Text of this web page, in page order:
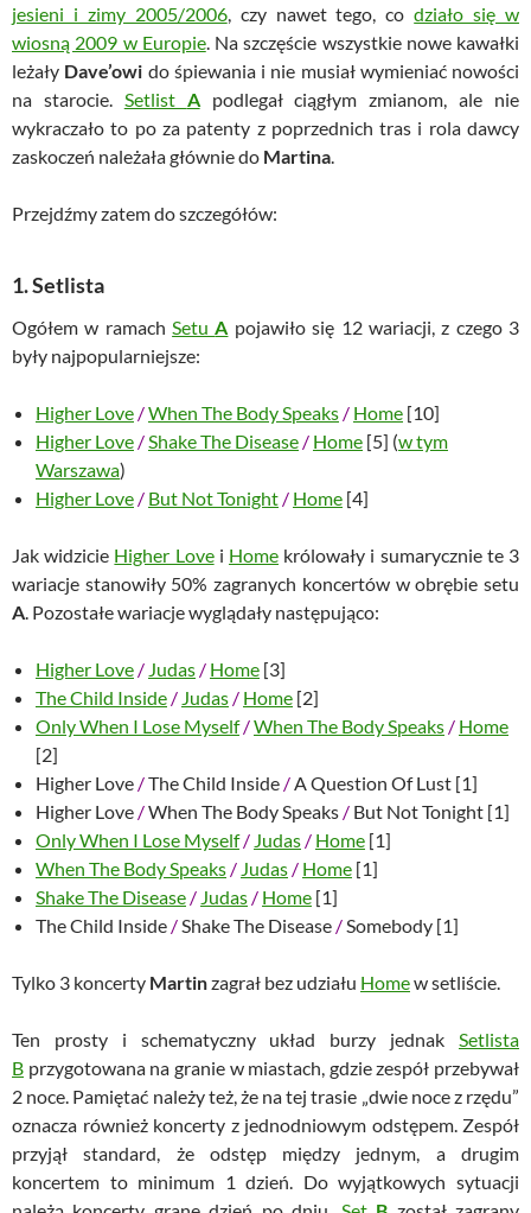
jesieni i zimy 2005/2006, czy nawet tego, codziało się w
wiosną 2009 w Europie. Na szczęście wszystkie nowe kawałki
leżały Dave’owi do śpiewania i nie musiał wymieniać nowości
na starocie. Setlist Apodlegał ciągłym zmianom, ale nie
wykraczało to po za patenty z poprzednich tras i rola dawcy
zaskoczeń należała głównie do Martina
Przejdźmy zatem do szczegółów:
1. Setlista
Ogółem w ramach Setu A pojawiło się 12 wariacji, z czego 3
były najpopularniejsze:
Higher Love /When The Body Speaks / Home [10]
Higher Love / Shake The Disease / Home [5] (w tym
Warszawa)
Higher Love / But Not Tonight / Home [4]
Jak widzicie Higher Lovei Home królowały i sumarycznie te 3
wariacje stanowiły 50% zagranych koncertów w obrębie setu
A . Pozostałe wariacje wyglądały następująco:
Higher Love / Judas / Home [3]
The Child Inside / Judas / Home [2]
Only When I Lose Myself /When The Body Speaks / Home
[2]
Higher Love /The Child Inside / A Question Of Lust [1]
Higher Love /When The Body Speaks / But Not Tonight [1]
Only When I Lose Myself / Judas / Home [1]
When The Body Speaks / Judas / Home [1]
Shake The Disease / Judas / Home [1]
The Child Inside / Shake The Disease / Somebody [1]
Tylko 3 koncerty Martinzagrał bez udziału Homew setliście.
Ten prosty i schematyczny układ burzy jednak Setlista
B przygotowana na granie w miastach, gdzie zespół przebywał
2 noce. Pamiętać należy też, że na tej trasie „dwie noce z rzędu”
oznacza również koncerty z jednodniowym odstępem. Zespół
przyjął standard, że odstęp między jednym, a drugim
koncertem to minimum 1 dzień. Do wyjątkowych sytuacji